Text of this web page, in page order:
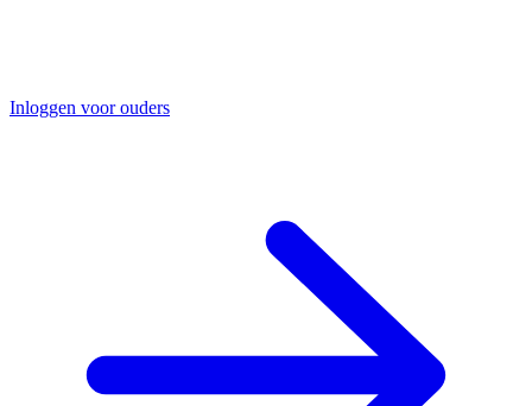
Inloggen voor ouders